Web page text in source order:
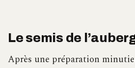
Le semis de
Après une préparation